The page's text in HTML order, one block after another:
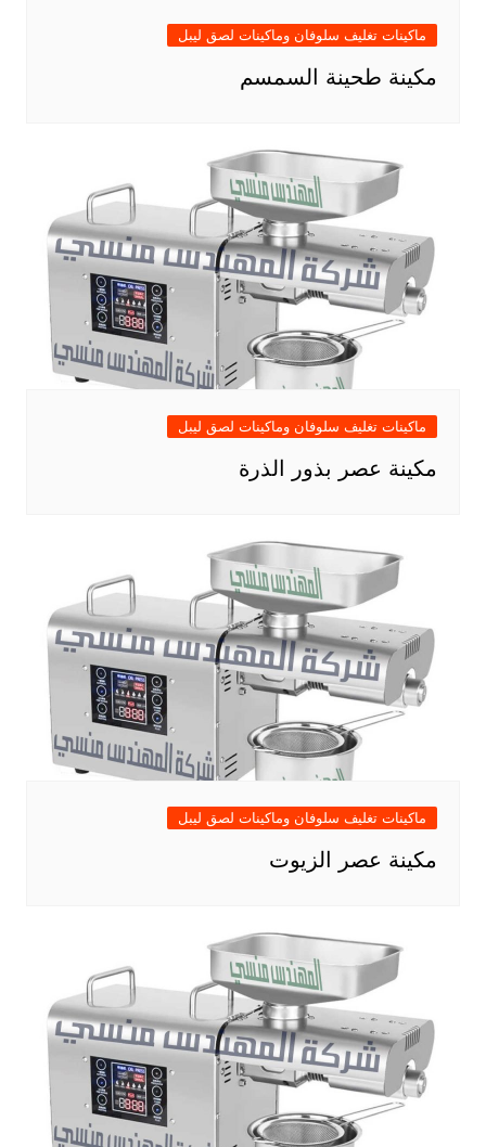
ماكينات تغليف سلوفان وماكينات لصق ليبل
مكينة طحينة السمسم
ماكينات تغليف سلوفان وماكينات لصق ليبل
مكينة عصر بذور الذرة
ماكينات تغليف سلوفان وماكينات لصق ليبل
مكينة عصر الزيوت